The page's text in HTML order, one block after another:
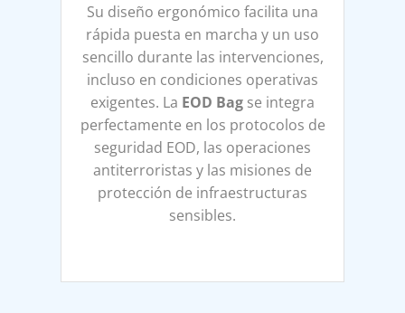
Su diseño ergonómico facilita una
rápida puesta en marcha y un uso
sencillo durante las intervenciones,
incluso en condiciones operativas
exigentes. La EOD Bag se integra
perfectamente en los protocolos de
seguridad EOD, las operaciones
antiterroristas y las misiones de
protección de infraestructuras
sensibles.